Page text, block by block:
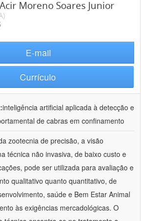
Acir Moreno Soares Junior
E-mail
Currículo
inteligência artificial aplicada à detecção e
de cabras em confinamento
zootecnia de precisão, a visão
técnica não invasiva, de baixo custo e
pode ser utilizada para avaliação e
qualitativo quanto quantitativo, de
saúde e Bem Estar Animal
às exigências mercadológicas. O